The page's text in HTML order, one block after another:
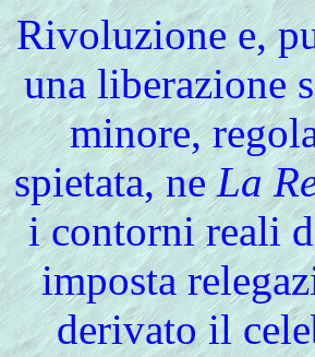
Rivoluzione e,
una liberazione
minore,
spietata, neLa
i contorni reali
imposta
derivato il